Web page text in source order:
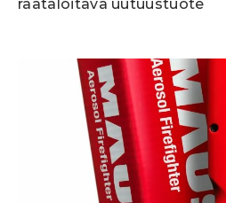
räätälöitävä uutuustuote